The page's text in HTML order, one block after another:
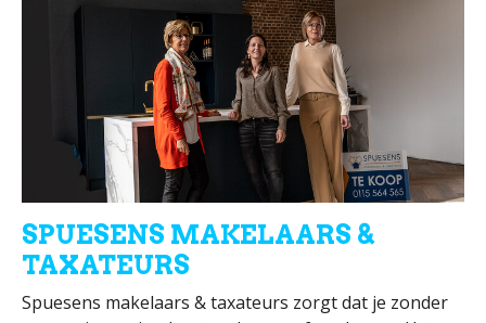
SPUESENS MAKELAARS &
TAXATEURS
Spuesens makelaars & taxateurs zorgt dat je zonder